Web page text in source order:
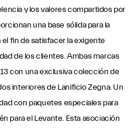
y los valores compartidos por
una base sólida para la
fin de satisfacer la exigente
de los clientes. Ambas marcas
con una exclusiva colección de
interiores de Lanificio Zegna. Un
con paquetes especiales para
para el Levante. Esta asociación